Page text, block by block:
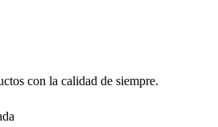
con la calidad de siempre.